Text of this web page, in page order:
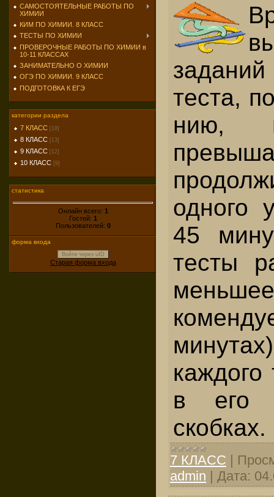
САМОСТОЯТЕЛЬНЫЕ РАБОТЫ ПО
ХИМИИ
КИМ ПО ХИМИИ. 8 КЛАСС
ТЕСТЫ ПО ХИМИИ
ПРОВЕРОЧНЫЕ РАБОТЫ ПО ХИМИИ в
10-11 КЛАССАХ
ЗАНИМАТЕЛЬНО О ХИМИИ
ОГЭ ПО ХИМИИ. 9 КЛАСС
ПОДГОТОВКА К ЕГЭ
категории раздела
7 КЛАСС [18]
8 КЛАСС [13]
9 КЛАСС [12]
10 КЛАСС [9]
статистика
Онлайн всего: 1
Гостей: 1
Пользователей: 0
форма входа
Войти через uID
Старая форма входа
теста,
нию,
одного
45
тесты
каждого
в его
скобках.
7 КЛАСС |
admin | Дата: